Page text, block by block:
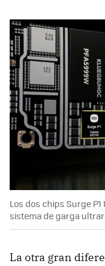
Los dos chips Surge
sistema de garga
La otra gran